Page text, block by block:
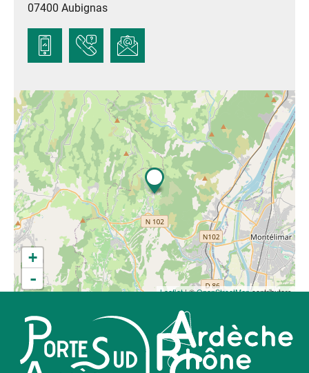
07400 Aubignas
+
-
Leaflet| ©OpenStreetMapcontributors